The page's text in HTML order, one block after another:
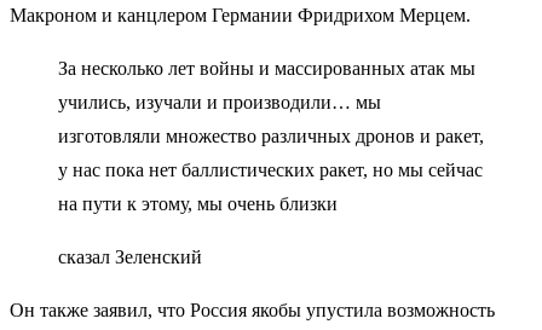
Макроном и канцлером Германии Фридрихом Мерцем.
За несколько лет войны и массированных атак мы
учились, изучали и производили… мы
изготовляли множество различных дронов и ракет,
у нас пока нет баллистических ракет, но мы сейчас
на пути к этому, мы очень близки
сказал Зеленский
Он также заявил, что Россия якобы упустила возможность